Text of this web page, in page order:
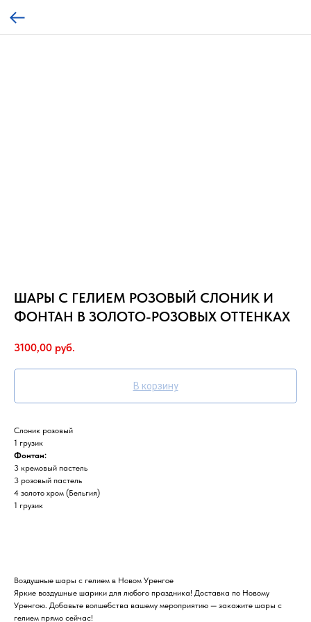
ШАРЫ С ГЕЛИЕМ РОЗОВЫЙ СЛОНИК И
ФОНТАН В ЗОЛОТО-РОЗОВЫХ ОТТЕНКАХ
3100,00 руб.
В корзину
Слоник розовый
1 грузик
Фонтан:
3 кремовый пастель
3 розовый пастель
4 золото хром (Бельгия)
1 грузик
Воздушные шары с гелием в Новом Уренгое
Яркие воздушные шарики для любого праздника! Доставка по Новому
Уренгою. Добавьте волшебства вашему мероприятию — закажите шары с
гелием прямо сейчас!